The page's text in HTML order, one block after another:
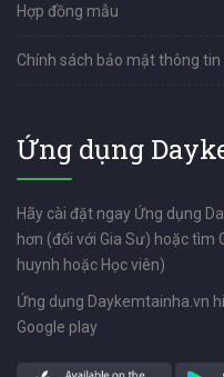
Hợp đồng mẫu
Chính sách bảo mật thông tin
Ứng dụng
Hãy cài đặt ngay Ứng dụng
hơn (đối với Gia Sư) hoặc tìm
huynh hoặc Học viên)
Ứng dụng Daykemtainha.vn
Google play